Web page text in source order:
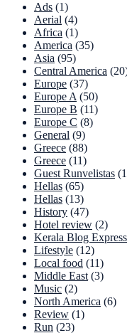
Ads (1)
Aerial (4)
Africa (1)
America (35)
Asia (95)
Central America
Europe (37)
Europe A (50)
Europe B (11)
Europe C (8)
General (9)
Greece (88)
Greece (11)
Guest Runvelistas
Hellas (65)
Hellas (13)
History (47)
Hotel review (2)
Kerala Blog Express
Lifestyle (12)
Local food (11)
Middle East (3)
Music (2)
North America (6)
Review (1)
Run (23)